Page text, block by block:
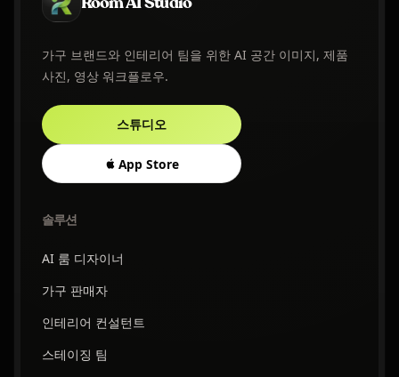
가구 브랜드와 인테리어 팀을 위한 AI 공간 이미지, 제품
사진, 영상 워크플로우.
스튜디오
App Store
솔루션
AI 룸 디자이너
가구 판매자
인테리어 컨설턴트
스테이징 팀